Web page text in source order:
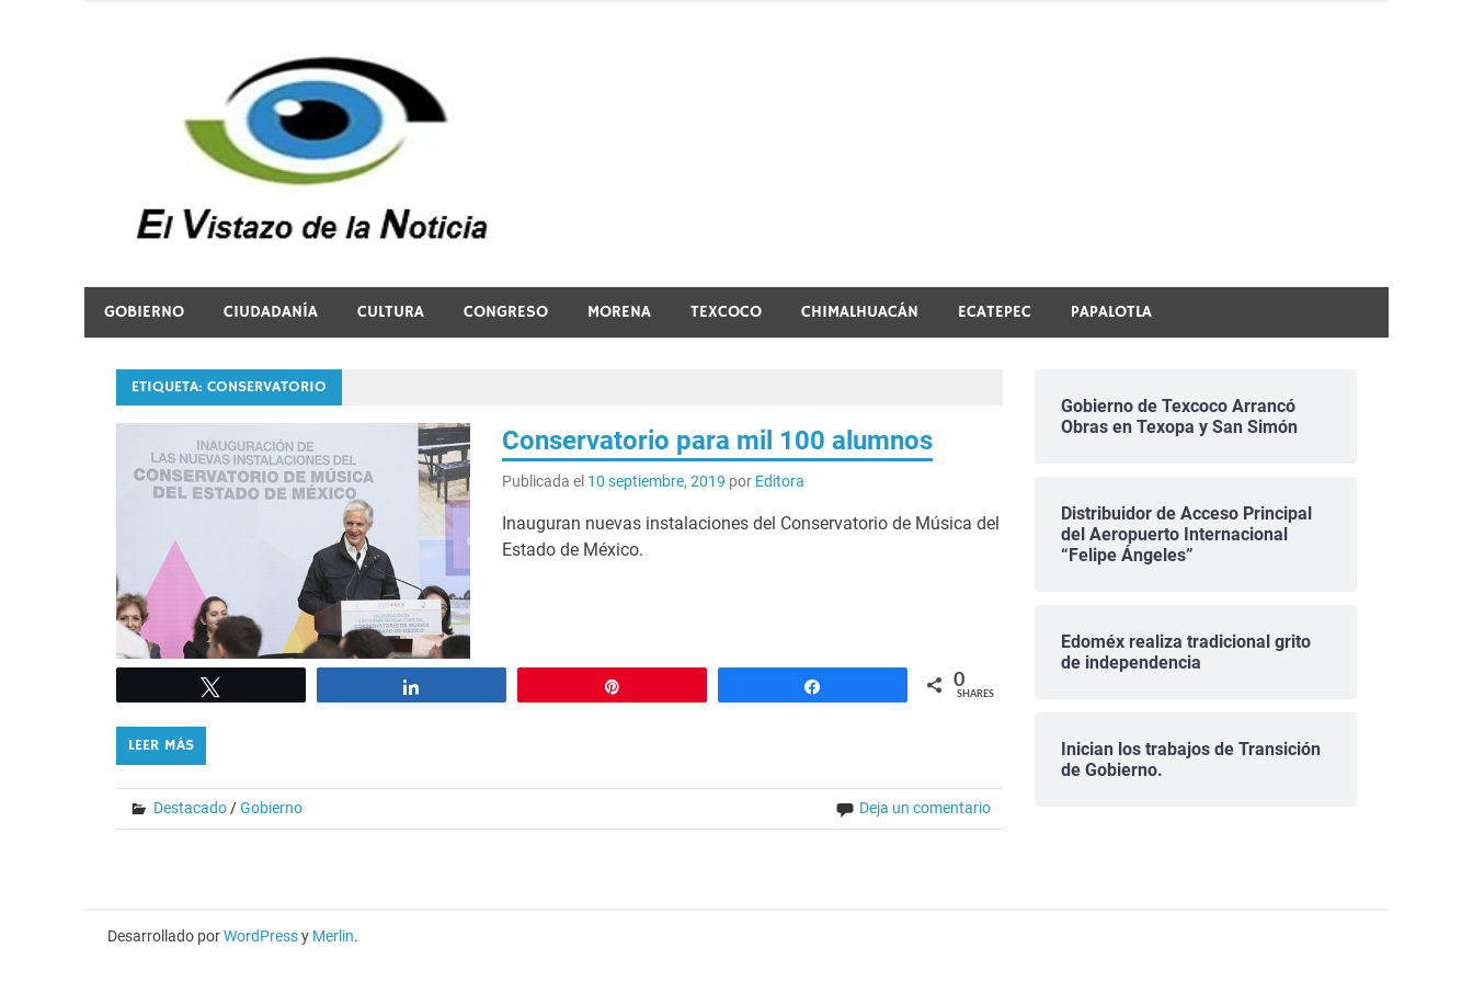
GOBIERNO CIUDADANÍA CULTURA CONGRESO MORENA TEXCOCO CHIMALHUACÁN ECATEPEC PAPALOTLA
ETIQUETA: CONSERVATORIO
Conservatorio para mil 100 alumnos
Publicada el 10 septiembre, 2019 por Editora
Inauguran nuevas instalaciones del Conservatorio de Música del
Estado de México.
0
SHARES
LEER MÁS
Destacado/Gobierno Deja un comentario
Gobierno de Texcoco Arrancó
Obras en Texopa y San Simón
Distribuidor de Acceso Principal
del Aeropuerto Internacional
“Felipe Ángeles”
Edoméx realiza tradicional grito
de independencia
Inician los trabajos de Transición
de Gobierno.
Desarrollado porWordPressy Merlin.